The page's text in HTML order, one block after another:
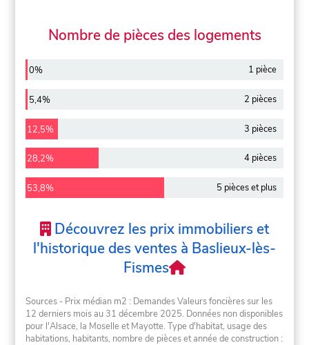
Nombre de pièces des logements
0% 1 pièce
5,4% 2 pièces
12,5% 3 pièces
28,2% 4 pièces
53,8% 5 pièces et plus
Découvrez les prix immobiliers et
l'historique des ventes à Baslieux-lès-
Fismes
Sources - Prix médian m2 : Demandes Valeurs foncières sur les
12 derniers mois au 31 décembre 2025. Données non disponibles
pour l'Alsace, la Moselle et Mayotte. Type d'habitat, usage des
habitations, habitants, nombre de pièces et année de construction :